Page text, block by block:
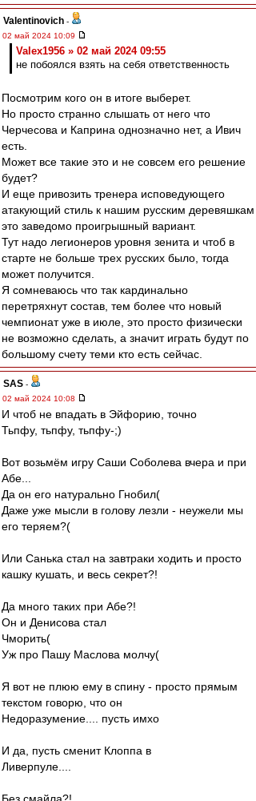
Valentinovich -
02 май 2024 10:09
Valex1956 » 02 май 2024 09:55
не побоялся взять на себя ответственность
Посмотрим кого он в итоге выберет.
Но просто странно слышать от него что
Черчесова и Каприна однозначно нет, а Ивич
есть.
Может все такие это и не совсем его решение
будет?
И еще привозить тренера исповедующего
атакующий стиль к нашим русским деревяшкам
это заведомо проигрышный вариант.
Тут надо легионеров уровня зенита и чтоб в
старте не больше трех русских было, тогда
может получится.
Я сомневаюсь что так кардинально
перетряхнут состав, тем более что новый
чемпионат уже в июле, это просто физически
не возможно сделать, а значит играть будут по
большому счету теми кто есть сейчас.
SAS -
02 май 2024 10:08
И чтоб не впадать в Эйфорию, точно
Тьпфу, тьпфу, тьпфу-;)
Вот возьмём игру Саши Соболева вчера и при
Абе...
Да он его натурально Гнобил(
Даже уже мысли в голову лезли - неужели мы
его теряем?(
Или Санька стал на завтраки ходить и просто
кашку кушать, и весь секрет?!
Да много таких при Абе?!
Он и Денисова стал
Чморить(
Уж про Пашу Маслова молчу(
Я вот не плюю ему в спину - просто прямым
текстом говорю, что он
Недоразумение.... пусть имхо
И да, пусть сменит Клоппа в
Ливерпуле....